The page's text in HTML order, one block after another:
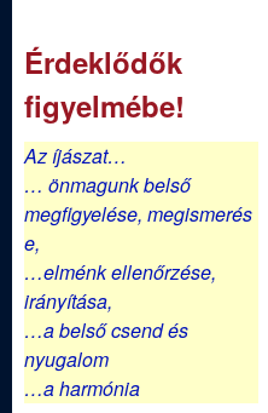
g
y
e
s
ü
e
d
a
l
a
k
Érdeklődők
figyelmébe!
Az íjászat…
… önmagunk belső
megfigyelése, megismerés
e,
…elménk ellenőrzése,
irányítása,
…a belső csend és
nyugalom
…a harmónia